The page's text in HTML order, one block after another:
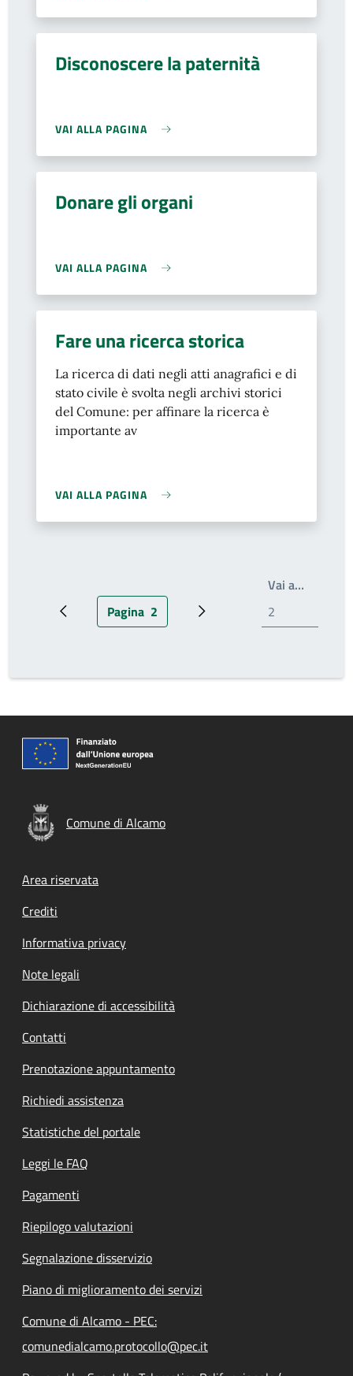
Disconoscere la paternità
VAI ALLA PAGINA
Donare gli organi
VAI ALLA PAGINA
Fare una ricerca storica
La ricerca di dati negli atti anagrafici e di
stato civile è svolta negli archivi storici
del Comune: per affinare la ricerca è
importante av
VAI ALLA PAGINA
Pagina precedentePagina attuale
Pagina 2 Prossima pagina
Vai a…
Comune di Alcamo
Footer menu
Area riservata
Crediti
Informativa privacy
Note legali
Dichiarazione di accessibilità
Contatti
Prenotazione appuntamento
Richiedi assistenza
Statistiche del portale
Leggi le FAQ
Pagamenti
Riepilogo valutazioni
Segnalazione disservizio
Piano di miglioramento dei servizi
Comune di Alcamo - PEC:
comunedialcamo.protocollo@pec.it